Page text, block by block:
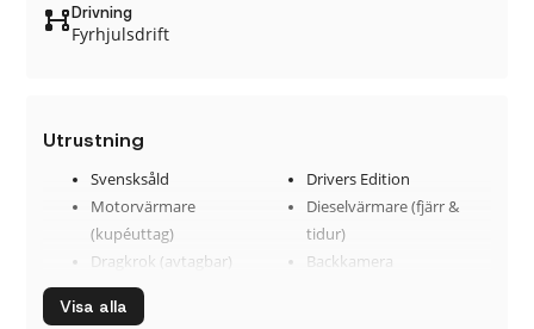
Drivning
Fyrhjulsdrift
Utrustning
Svensksåld
Drivers Edition
Motorvärmare
(kupéuttag)
Dieselvärmare (fjärr &
tidur)
Dragkrok (avtagbar)
Backkamera
Parkeringssensorer (fram
& bak
Visa alla